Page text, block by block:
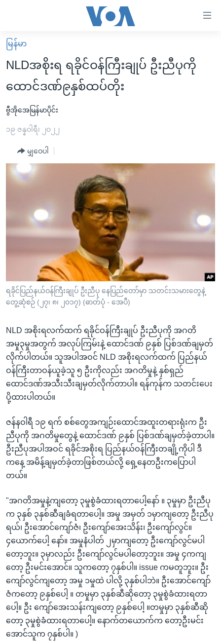
လွယ်ကူ
စေ
များ
ပင်မ
ကျော်
ကြည့်
ညွန်း
ကြည့်
ရန်
ရန်
နေရာ
သို့
ကျော်
ရန်
မူလစာမျက်နှာ
မြန်မာ
ကမ္ဘာ့သတင်းများ
နိုင်ငံတကာ
အမေရိကန်
အစ္စရေး-ပါလက်စတိုင်း
ဗွီဒီယို
သတင်းလွတ်လပ်ခွင့်
အင်္ဂလိပ်စာလေ့လာမယ်
အမေရိကန်သုံးအီဒီယံ
မကြေးမုံရဲ့ အင်္ဂလိပ်စာ
ရုပ်ရှင်ထဲက အင်္ဂလိပ်စာ
သုတပဒေသာ အင်္ဂလိပ်စာ
အပတ်စဉ်ကဏ္ဍများ
ရေဒီယိုနှင့်ရုပ်သံ အချက်အလက်များ
ရေဒီယို/တီဗွီအစီအစဉ်
Learning English
ဗွီအိုအေ လူမှုကွန်ယက်များ
မြန်မာ
NLDအစိုးရ ရခိုင်ဝန်ကြီးချုပ် ဦးညီပုကို
ထောင်ဒဏ်၉နှစ်ထပ်တိုး
ဗွီအိုအေမြန်မာပိုင်း
၁၉ ဇန္နဝါရီ၊ ၂၀၂၂
မျှဝေပါ
ရခိုင်ပြည်နယ်ဝန်ကြီးချုပ် ဦးညီပု နေပြည်တော်မှာ သတင်းသမားတွေနဲ့
တွေ့ဆုံစဉ် (၂၇၊ ၈၊ ၂၀၁၇) (ဓာတ်ပုံ - အေပီ)
NLD အစိုးရလက်ထက် ရခိုင်ဝန်ကြီးချုပ် ဦးညီပုကို အဂတိ
အမှု၃မှုအတွက် အလုပ်ကြမ်းနဲ့ ထောင်ဒဏ် ၉နှစ် ပြစ်ဒဏ်ချမှတ်
လိုက်ပါတယ်။ သူအပါအဝင် NLD အစိုးရလက်ထက် ပြည်နယ်
ဝန်ကြီးတာဝန်ယူခဲ့သူ ၅ ဦးကိုလည်း အဂတိမှုနဲ့ နှစ်ရှည်
ထောင်ဒဏ်အသီးသီးချမှတ်လိုက်တာပါ။ ရန်ကုန်က သတင်းပေး
ပို့ထားပါတယ်။
ဇန်နဝါရီ ၁၉ ရက် စစ်တွေအကျဉ်းထောင်အထူးတရားရုံးက ဦး
ညီပုကို အဂတိမှုတွေနဲ့ ထောင်ဒဏ် ၉နှစ် ပြစ်ဒဏ်ချမှတ်ခဲ့တာပါ။
ဦးညီပုအပါအဝင် ရခိုင်အစိုးရ ပြည်နယ်ဝန်ကြီးတချို့ကိုပါ ဒီ
ကနေ့ အမိန့်ချမှတ်ခဲ့တာဖြစ်တယ်လို့ ရှေ့နေတဦးကပြောပါ
တယ်။
"အဂတိအမှုနဲ့ကျတော့ ၃မှုစွဲခံထားရတာပေါ့နော် ။ ၃မှုမှာ ဦးညီပု
က ၃နှစ် ၃နှစ်ဆီချခံရတာပေါ့။ အမှု အမှတ် ၁မှာကျတော့ ဦးညီပု
ရယ်၊ ဦးအောင်ကျော်ဇံ၊ ဦးကျော်အေးသိန်း၊ ဦးကျော်လွင်။
၄ယောက်ပေါ့ နော်။ အမှုနံပါတ် ၂မှာကျတော့ ဦးကျော်လွင်မပါ
တော့ဘူး။ ၃မှာလည်း ဦးကျော်လွင်မပါတော့ဘူး။ အမှု ၄ကကျ
တော့ ဦးမင်းအောင်။ သူကတော့ ၇နှစ်ပါ။ issue ကမတူဘူး။ ဦး
ကျော်လွင်ကျတော့ အမှု ၁မှုထဲ ပါလို့ ၃နှစ်ပါဘဲ။ ဦးအောင်ကျော်
ဇံကတော့ ၉နှစ်ပေါ့ ။ တမှုမှာ ၃နှစ်ဆီဆိုတော့ ၃မှုစွဲခံထားရတာ
ပေါ့။ ဦး ကျော်အေးသန်းကျတော့ ၉နှစ်ပေါ့ ။တမှုမှာ ၃နှစ်ဆီဆို
တော့ ၃မှုစွဲခံထားရတာပေါ့။ နောက်တယောက်က တော့ဦးမင်း
အောင်သူက ၇နှစ်ပါ။ )